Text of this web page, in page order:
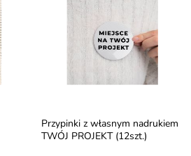
Przypinki z własnym nadrukiem
TWÓJ PROJEKT (12szt.)